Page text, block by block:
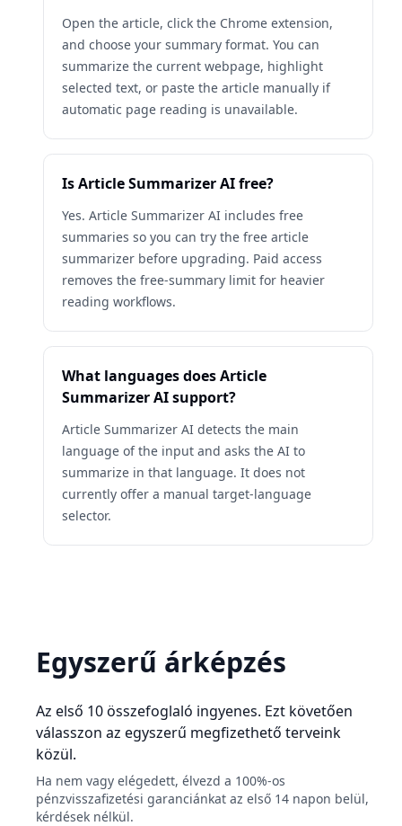
Open the article, click the Chrome extension,
and choose your summary format. You can
summarize the current webpage, highlight
selected text, or paste the article manually if
automatic page reading is unavailable.
Is Article Summarizer AI free?
Yes. Article Summarizer AI includes free
summaries so you can try the free article
summarizer before upgrading. Paid access
removes the free-summary limit for heavier
reading workflows.
What languages does Article
Summarizer AI support?
Article Summarizer AI detects the main
language of the input and asks the AI to
summarize in that language. It does not
currently offer a manual target-language
selector.
Egyszerű árképzés
Az első 10 összefoglaló ingyenes. Ezt követően
válasszon az egyszerű megfizethető terveink
közül.
Ha nem vagy elégedett, élvezd a 100%-os
pénzvisszafizetési garanciánkat az első 14 napon belül,
kérdések nélkül.